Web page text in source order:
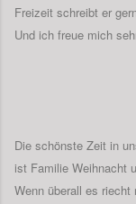
Freizeit schreibt er
Und ich freue mich
Die schönste Zeit in
ist Familie Weihnacht
Wenn überall es